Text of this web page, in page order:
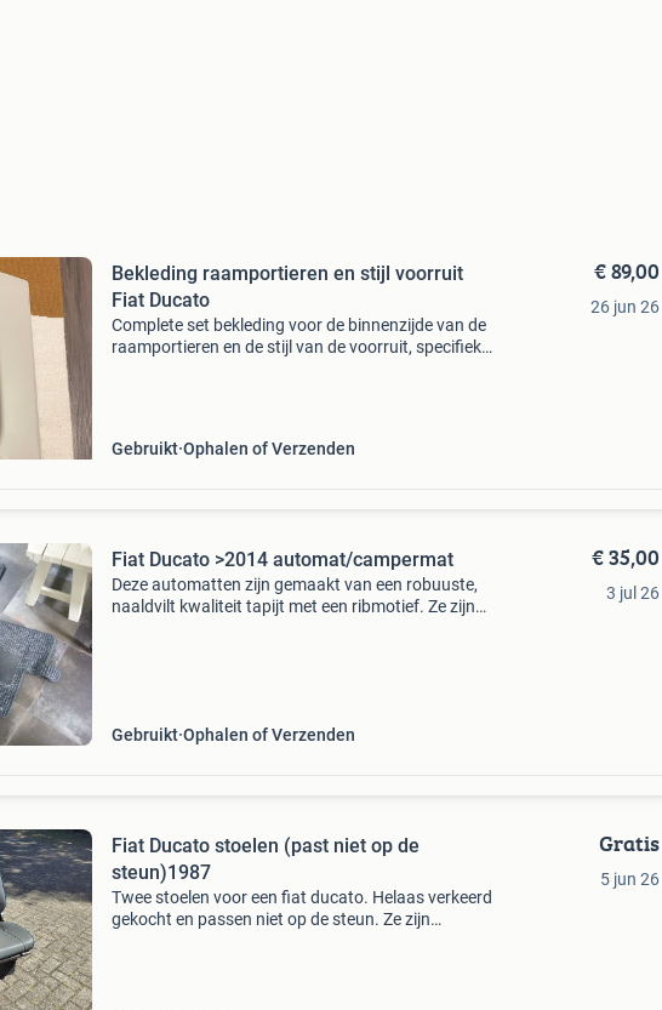
Bekleding raamportieren en stijl voorruit
Fiat Ducato
Complete set bekleding voor de binnenzijde van de
raamportieren en de stijl van de voorruit, specifiek
Gebruikt Ophalen of Verzenden
€ 89,00
26 jun 26
Fiat Ducato >2014 automat/campermat
Deze automatten zijn gemaakt van een robuuste,
naaldvilt kwaliteit tapijt met een ribmotief. Ze zijn
Gebruikt Ophalen of Verzenden
€ 35,00
3 jul 26
Fiat Ducato stoelen (past niet op de
steun)1987
Twee stoelen voor een fiat ducato. Helaas verkeerd
gekocht en passen niet op de steun. Ze zijn
Gratis
5 jun 26